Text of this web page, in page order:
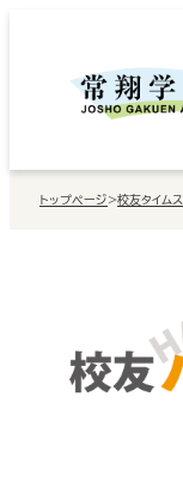
トップページ >校友タイムス